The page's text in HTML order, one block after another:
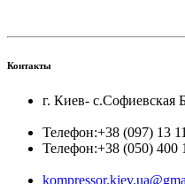
Контакты
г. Киев- с.Софиевская
Телефон:+38 (097) 13
Телефон:+38 (050) 400